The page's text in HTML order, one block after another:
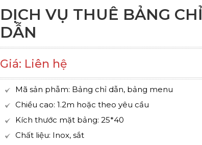
DỊCH VỤ THUÊ BẢNG CHỈ
DẪN
Giá: Liên hệ
Mã sản phẫm: Bảng chỉ dẫn, bảng menu
Chiều cao: 1.2m hoặc theo yêu cầu
Kích thước mặt bảng: 25*40
Chất liệu: Inox, sắt